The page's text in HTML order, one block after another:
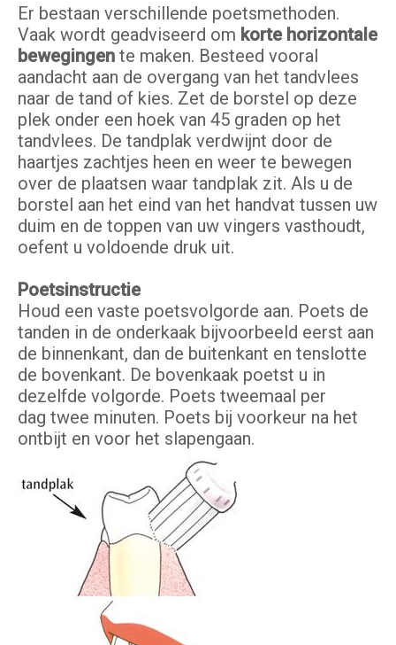
Er bestaan verschillende poetsmethoden.
Vaak wordt geadviseerd om korte horizontale
bewegingen te maken. Besteed vooral
aandacht aan de overgang van het tandvlees
naar de tand of kies. Zet de borstel op deze
plek onder een hoek van 45 graden op het
tandvlees. De tandplak verdwijnt door de
haartjes zachtjes heen en weer te bewegen
over de plaatsen waar tandplak zit. Als u de
borstel aan het eind van het handvat tussen uw
duim en de toppen van uw vingers vasthoudt,
oefent u voldoende druk uit.
Poetsinstructie
Houd een vaste poetsvolgorde aan. Poets de
tanden in de onderkaak bijvoorbeeld eerst aan
de binnenkant, dan de buitenkant en tenslotte
de bovenkant. De bovenkaak poetst u in
dezelfde volgorde. Poets tweemaal per
dag twee minuten. Poets bij voorkeur na het
ontbijt en voor het slapengaan.